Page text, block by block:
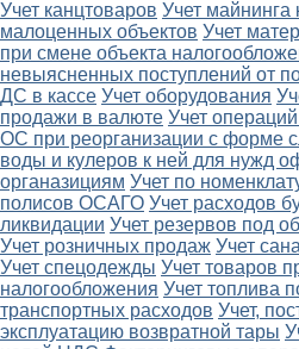
Учет канцтоваров Учет майнинга
малоценных объектов Учет
при смене объекта
невыясненных поступлений от
ДС в кассе Учет оборудования
продажи в валюте Учет
ОС при реорганизации с форме
воды и кулеров к ней для нужд
органазициям Учет по
полисов ОСАГО Учет расходов
ликвидации Учет резервов под
Учет розничных продаж Учет
Учет спецодежды Учет товаров
налогообложения Учет топлива
транспортных расходов Учет,
эксплуатацию возвратной тары